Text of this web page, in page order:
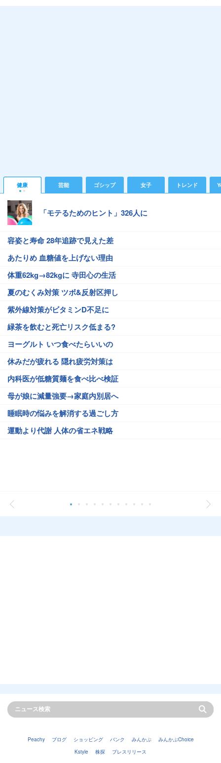
健康 芸能 ゴシップ 女子 トレンド
「モテるためのヒント」326人に
容姿と寿命 28年追跡で見えた差
あたりめ 血糖値を上げない理由
体重62kg→82kgに 寺田心の生活
夏のむくみ対策 ツボ&反射区押し
紫外線対策がビタミンD不足に
緑茶を飲むと死亡リスク低まる?
ヨーグルト いつ食べたらいいの
休みだが疲れる 隠れ疲労対策は
内科医が低糖質麺を食べ比べ検証
母が娘に減量強要→家庭内別居へ
睡眠時の悩みを解消する過ごし方
運動より代謝 人体の省エネ戦略
Peachy ブログ ショッピング バンク みんかぶ
みんかぶChoice
Kstyle
株探 プレスリリース